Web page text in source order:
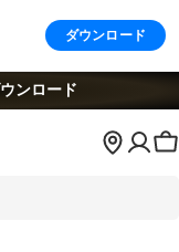
ダウンロード
ンロード